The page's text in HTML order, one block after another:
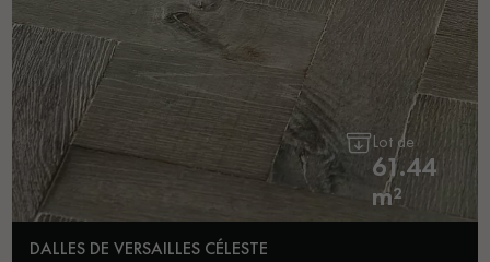
Lot de
61.44
m²
DALLES DE VERSAILLES CÉLESTE